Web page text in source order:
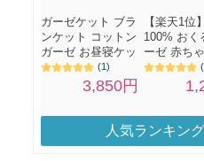
人気ランキン